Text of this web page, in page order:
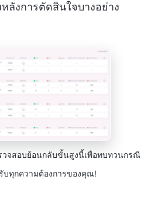
หลังการตัดสินใจบางอย่าง
วจสอบย้อนกลับขั้นสูงนี้เพื่อทบทวนกรณี
บทุกความต้องการของคุณ!